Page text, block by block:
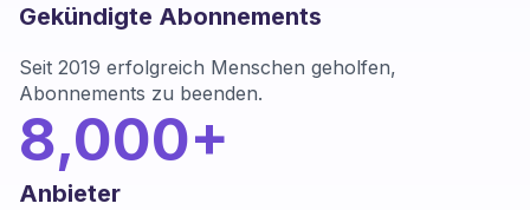
Gekündigte Abonnements
Seit 2019 erfolgreich Menschen geholfen,
Abonnements zu beenden.
8,000+
Anbieter